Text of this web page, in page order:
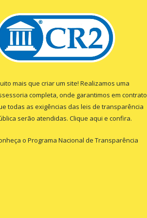
mais que criar um site! Realizamos uma
completa, onde garantimos em contrato
todas as exigências das leis de transparência
serão atendidas. Clique aqui e confira.
o Programa Nacional de Transparência